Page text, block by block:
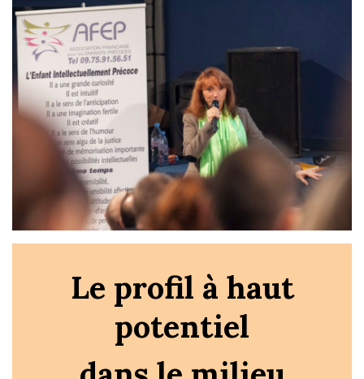
Le profil à haut
potentiel